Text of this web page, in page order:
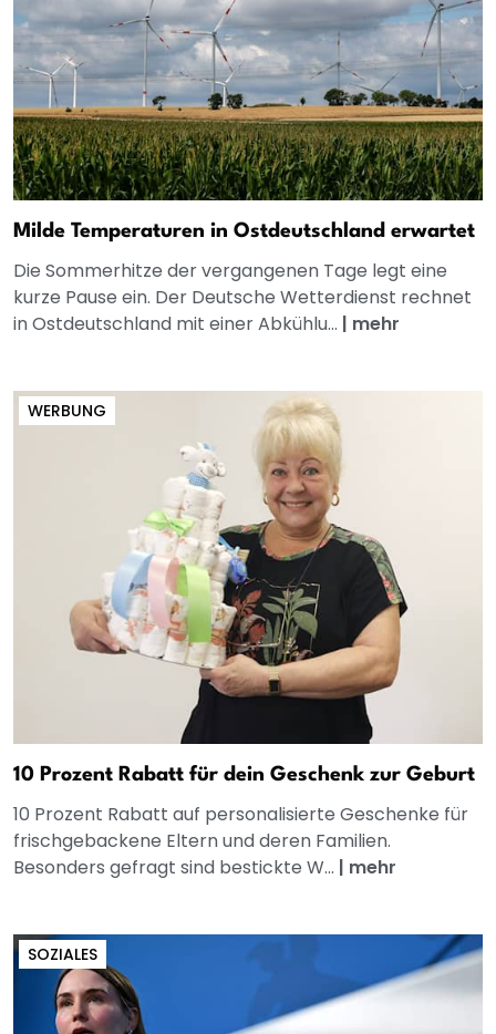
Milde Temperaturen in Ostdeutschland erwartet
Die Sommerhitze der vergangenen Tage legt eine
kurze Pause ein. Der Deutsche Wetterdienst rechnet
in Ostdeutschland mit einer Abkühlu... | mehr
WERBUNG
10 Prozent Rabatt für dein Geschenk zur Geburt
10 Prozent Rabatt auf personalisierte Geschenke für
frischgebackene Eltern und deren Familien.
Besonders gefragt sind bestickte W... | mehr
SOZIALES